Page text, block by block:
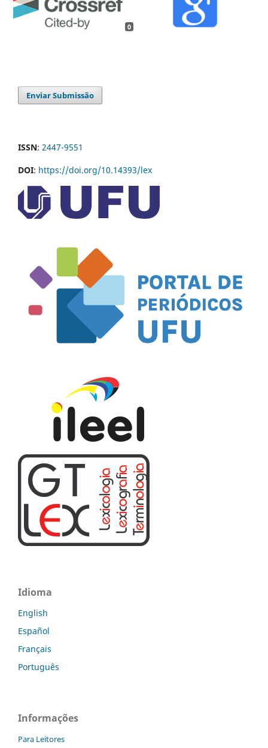
0
Enviar Submissão
ISSN: 2447-9551
DOI: https://doi.org/10.14393/lex
Idioma
English
Español
Français
Português
Informações
Para Leitores